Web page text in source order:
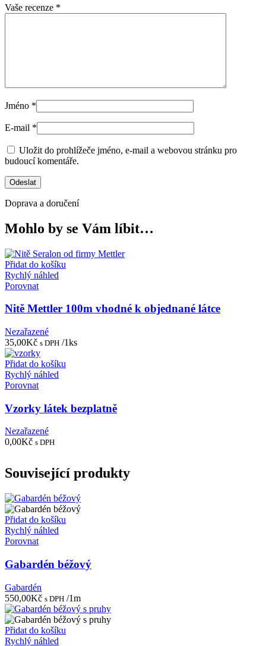
Vaše recenze *
Jméno *
E-mail *
Uložit do prohlížeče jméno, e-mail a webovou stránku pro
budoucí komentáře.
Doprava a doručení
Mohlo by se Vám líbit…
Přidat do košíku
Rychlý náhled
Porovnat
Nitě Mettler 100m vhodné k objednané látce
Nezařazené
35,00Kč s DPH /1ks
Přidat do košíku
Rychlý náhled
Porovnat
Vzorky látek bezplatně
Nezařazené
0,00Kč s DPH
Související produkty
Přidat do košíku
Rychlý náhled
Porovnat
Gabardén béžový
Gabardén
550,00Kč s DPH /1m
Přidat do košíku
Rychlý náhled